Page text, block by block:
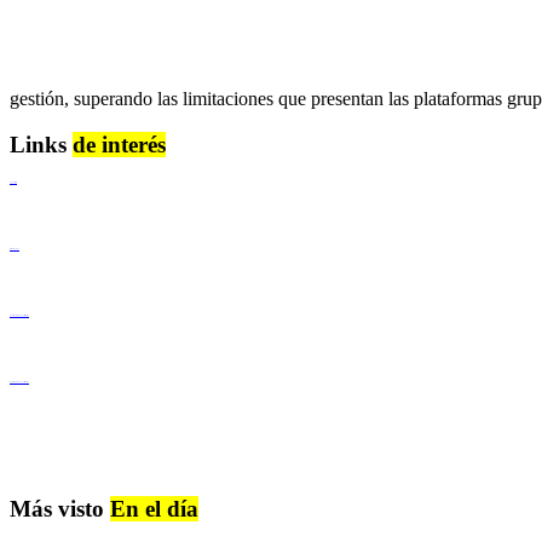
gestión, superando las limitaciones que presentan las plataformas
Links de interés
Más visto En el día